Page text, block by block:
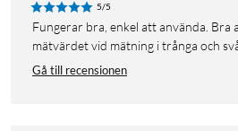
5/5
Fungerar bra, enkel att använda. Bra att kunna frysa
mätvärdet vid mätning i trånga och
Gå till recensionen